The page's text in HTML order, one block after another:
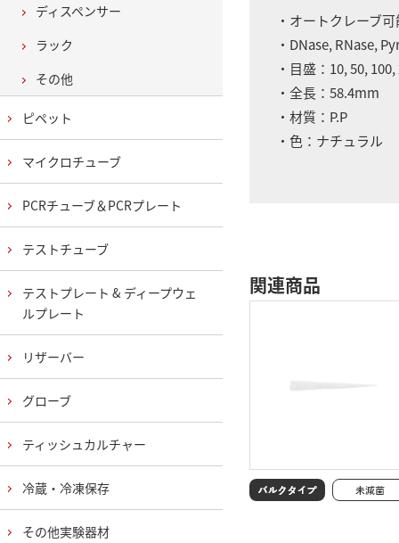
・オートクレーブ
・DNase, RNase,
・目盛：10, 50,
・全長：58.4mm
・材質：P.P
・色：ナチュラル
関連商品
ディスペンサー
ラック
その他
ピペット
マイクロチューブ
PCRチューブ＆PCRプレート
テストチューブ
テストプレート & ディープウェ
ルプレート
リザーバー
グローブ
ティッシュカルチャー
冷蔵・冷凍保存
その他実験器材